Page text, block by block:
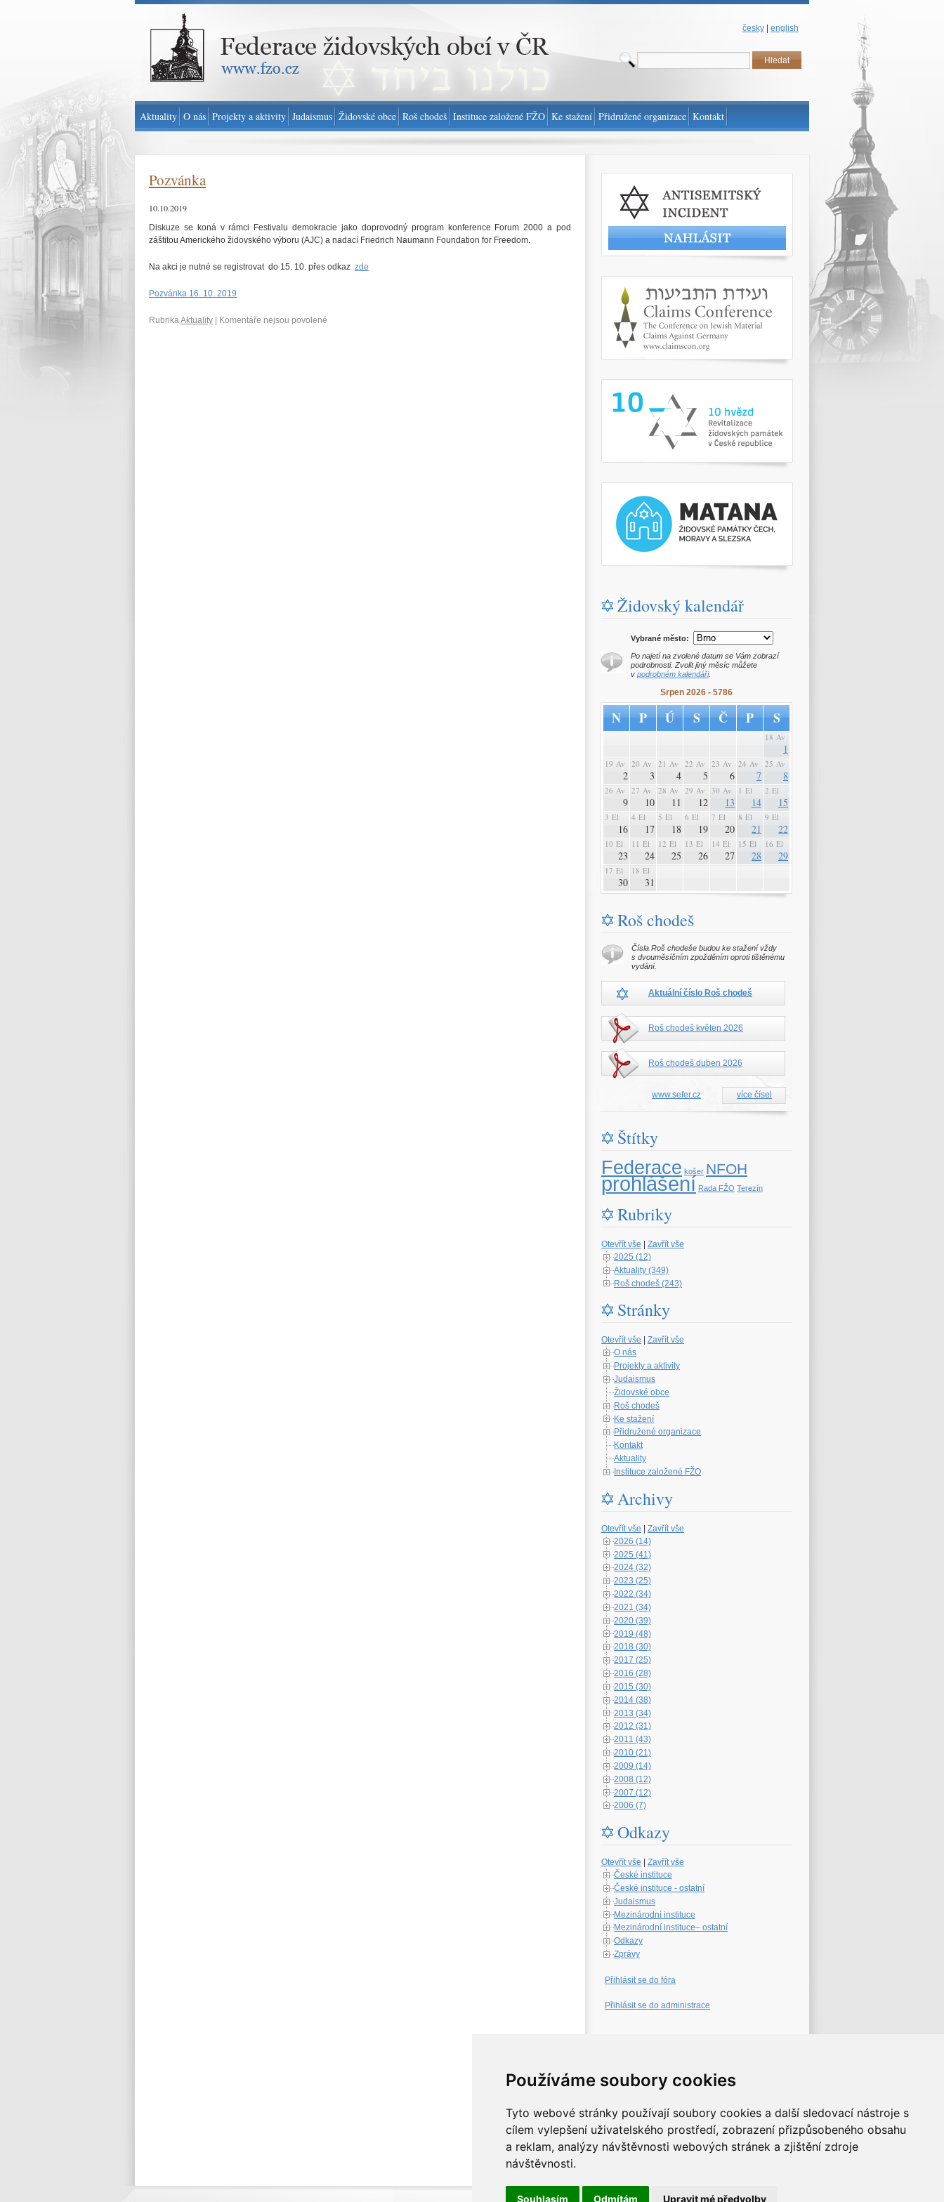
Používáme soubory cookies
Tyto webové stránky používají soubory cookies a další sledovací nástroje s
cílem vylepšení uživatelského prostředí, zobrazení přizpůsobeného obsahu
a reklam, analýzy návštěvnosti webových stránek a zjištění zdroje
návštěvnosti.
Souhlasím Odmítám Upravit mé předvolby
Federace židovských obcí v ČR - www.fzo.cz
česky english
Pozvánka
10.10.2019
Diskuze se koná v rámci Festivalu demokracie jako doprovodný program konference Forum 2000 a pod
záštitou Amerického židovského výboru (AJC) a nadací Friedrich Naumann Foundation for Freedom.
Na akci je nutné se registrovat do 15. 10. přes odkaz zde
Pozvánka 16. 10. 2019
RubrikaAktuality Komentáře nejsou povolené
Židovský kalendář
Vybrané město:
Po najetí na zvolené datum se Vám zobrazí
podrobnosti. Zvolit jiný měsíc můžete
v podrobném kalendáři.
Srpen 2026 - 5786
N P Ú S Č P S
18 Av
1
19 Av
2
20 Av
3
21 Av
4
22 Av
5
23 Av
6
24 Av
7
25 Av
8
26 Av
9
27 Av
10
28 Av
11
29 Av
12
30 Av
13
1 El
14
2 El
15
3 El
16
4 El
17
5 El
18
6 El
19
7 El
20
8 El
21
9 El
22
10 El
23
11 El
24
12 El
25
13 El
26
14 El
27
15 El
28
16 El
29
17 El
30
18 El
31
Roš chodeš
Čísla Roš chodeše budou ke stažení vždy
s dvouměsíčním zpožděním oproti tištěnému
vydání.
Aktuální číslo Roš chodeš
Roš chodeš květen 2026
Roš chodeš duben 2026
www.sefer.cz více čísel
Štítky
Federace košer NFOH
prohlášení Rada FŽO Terezín
Rubriky
Otevřít vše
Zavřít vše
2025 (12)
Aktuality (349)
Roš chodeš (243)
Stránky
Otevřít vše
Zavřít vše
O nás
Projekty a aktivity
Judaismus
Židovské obce
Roš chodeš
Ke stažení
Přidružené organizace
Kontakt
Aktuality
Instituce založené FŽO
Archivy
Otevřít vše | Zavřít vše
2026 (14)
2025 (41)
2024 (32)
2023 (25)
2022 (34)
2021 (34)
2020 (39)
2019 (48)
2018 (30)
2017 (25)
2016 (28)
2015 (30)
2014 (38)
2013 (34)
2012 (31)
2011 (43)
2010 (21)
2009 (14)
2008 (12)
2007 (12)
2006 (7)
Odkazy
Otevřít vše
Zavřít vše
České instituce
České instituce - ostatní
Judaismus
Mezinárodní instituce
Mezinárodní instituce– ostatní
Odkazy
Zprávy
Přihlásit se do fóra
Přihlásit se do administrace
Aktuality O nás Projekty a aktivity Judaismus Židovské obce Roš chodeš Instituce založené FŽO Ke stažení Přidružené organizace Kontakt